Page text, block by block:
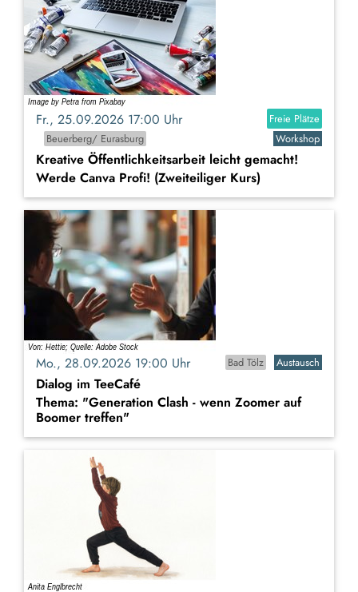
Fr., 25.09.2026 17:00 Uhr
Freie Plätze
Beuerberg/ Eurasburg
Workshop
Kreative Öffentlichkeitsarbeit leicht gemacht!
Werde Canva Profi! (Zweiteiliger Kurs)
Mo., 28.09.2026 19:00 Uhr Bad Tölz Austausch
Dialog im TeeCafé
Thema: "Generation Clash - wenn Zoomer auf
Boomer treffen"